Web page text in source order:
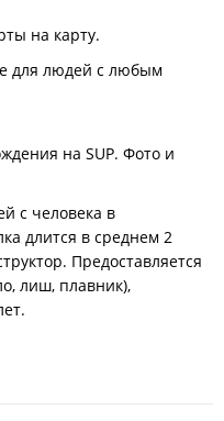
на карту.
для людей с любым
на SUP. Фото и
с человека в
длится в среднем 2
Предоставляется
лиш, плавник),